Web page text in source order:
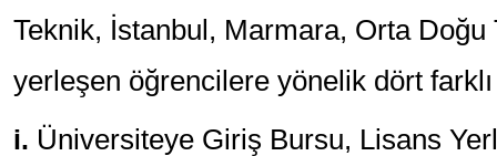
Teknik, İstanbul, Marmara, Orta Doğu
yerleşen öğrencilere yönelik dört
i. Üniversiteye Giriş Bursu, Lisans